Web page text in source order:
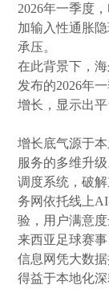
2026年一季度
加输入性通胀
承压。
在此背景下，
发布的2026年
增长，显示出
增长底气源于
服务的多维升
调度系统，破
务网依托线上
验，用户满意
来西亚足球赛
信息网凭大数
得益于本地化